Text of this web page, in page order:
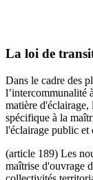
La loi de
Dans le cadre des
l’intercommunalité
matière
spécifique à la
l'éclairage public et
(article 189) Les
maîtrise d'ouvrage